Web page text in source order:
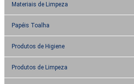
Materiais de Limpeza
Papéis Toalha
Produtos de Higiene
Produtos de Limpeza